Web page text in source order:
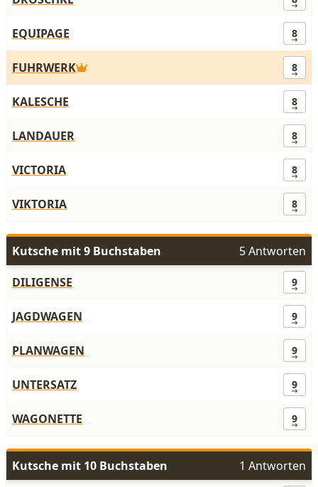
EQUIPAGE 8
FUHRWERK 8
KALESCHE 8
LANDAUER 8
VICTORIA 8
VIKTORIA 8
Kutsche mit 9 Buchstaben
5 Antworten
DILIGENSE
9
JAGDWAGEN 9
PLANWAGEN 9
UNTERSATZ 9
WAGONETTE 9
Kutsche mit 10 Buchstaben
1 Antworten